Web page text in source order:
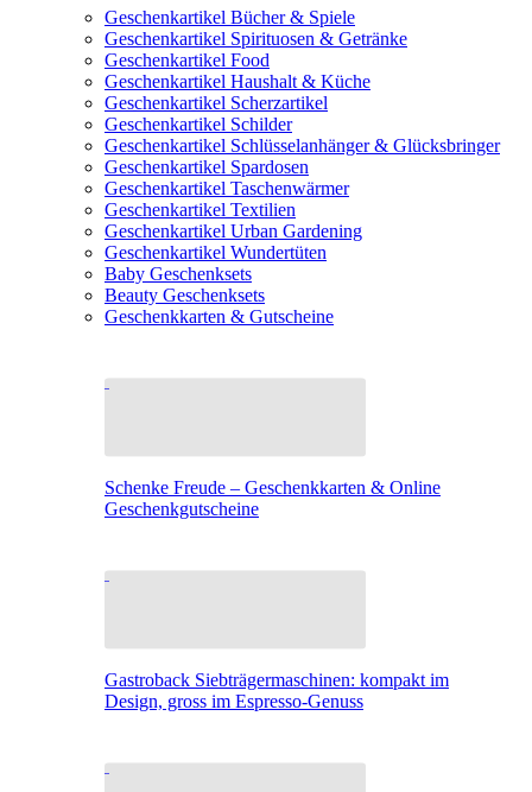
Geschenkartikel Bücher & Spiele
Geschenkartikel Spirituosen & Getränke
Geschenkartikel Food
Geschenkartikel Haushalt & Küche
Geschenkartikel Scherzartikel
Geschenkartikel Schilder
Geschenkartikel Schlüsselanhänger & Glücksbringer
Geschenkartikel Spardosen
Geschenkartikel Taschenwärmer
Geschenkartikel Textilien
Geschenkartikel Urban Gardening
Geschenkartikel Wundertüten
Baby Geschenksets
Beauty Geschenksets
Geschenkkarten & Gutscheine
Schenke Freude – Geschenkkarten & Online
Geschenkgutscheine
Gastroback Siebträgermaschinen: kompakt im
Design, gross im Espresso-Genuss